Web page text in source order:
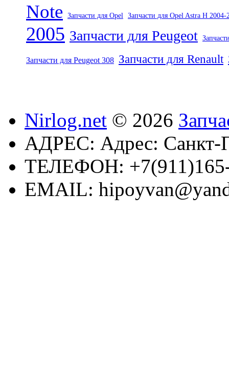
Note Запчасти для Opel Запчасти для Opel Astra H 2004-
2005 Запчасти для Peugeot
Запчасти для Peugeot 308 Запчасти для Renault
Nirlog.net © 2026
АДРЕС: Адрес: Санкт-
ТЕЛЕФОН:
EMAIL: